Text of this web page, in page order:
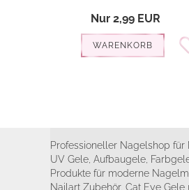
Nur 2,99 EUR
WARENKORB
Professioneller Nagelshop
UV Gele, Aufbaugele,
Produkte für moderne
Nailart Zubehör, Cat Eye